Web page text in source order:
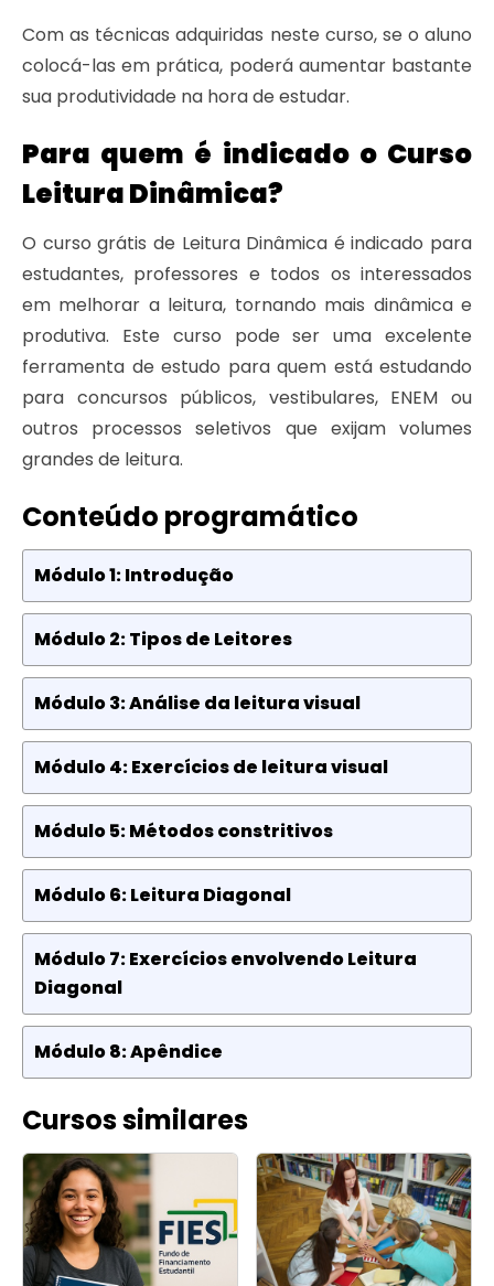
Com as técnicas adquiridas neste curso, se o aluno
colocá-las em prática, poderá aumentar bastante
sua produtividade na hora de estudar.
Para quem é indicado o Curso
Leitura Dinâmica?
O curso grátis de Leitura Dinâmica é indicado para
estudantes, professores e todos os interessados
em melhorar a leitura, tornando mais dinâmica e
produtiva. Este curso pode ser uma excelente
ferramenta de estudo para quem está estudando
para concursos públicos, vestibulares, ENEM ou
outros processos seletivos que exijam volumes
grandes de leitura.
Conteúdo programático
Módulo 1: Introdução
Módulo 2: Tipos de Leitores
Módulo 3: Análise da leitura visual
Módulo 4: Exercícios de leitura visual
Módulo 5: Métodos constritivos
Módulo 6: Leitura Diagonal
Módulo 7: Exercícios envolvendo Leitura
Diagonal
Módulo 8: Apêndice
Cursos similares